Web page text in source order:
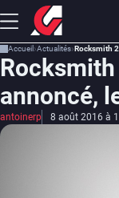
Accueil Actualités Rocksmith
annoncé,
antoinerp 8 août 2016 à